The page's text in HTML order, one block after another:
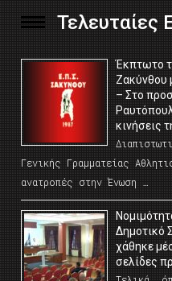
Τελευταίες
Έκπτωτο
Ζακύνθου
– Στο
κινήσεις
Γενικής Γραμματείας
ανατροπές στην Ένωση …
Δημοτικό
χάθηκε
σελίδες